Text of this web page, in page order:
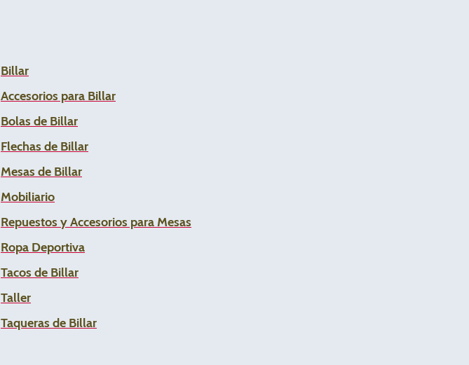
Billar
Accesorios para Billar
Bolas de Billar
Flechas de Billar
Mesas de Billar
Mobiliario
Repuestos y Accesorios para Mesas
Ropa Deportiva
Tacos de Billar
Taller
Taqueras de Billar